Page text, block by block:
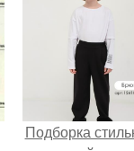
Подборка